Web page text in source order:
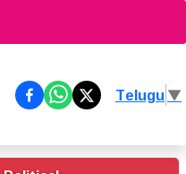
Telugu▼